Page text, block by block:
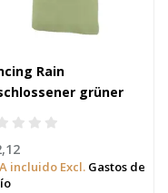
Rain
grüner
incluido Excl. Gastos de